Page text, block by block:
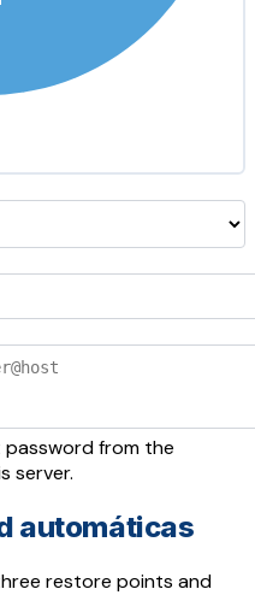
from the
server.
automáticas
restore points and